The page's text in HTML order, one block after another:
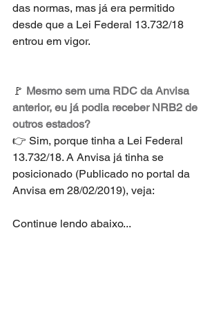
das normas, mas já era permitido
desde que a Lei Federal 13.732/18
entrou em vigor.
🚩 Mesmo sem uma RDC da Anvisa
anterior, eu já podia receber NRB2 de
outros estados?
👉 Sim, porque tinha a Lei Federal
13.732/18. A Anvisa já tinha se
posicionado (Publicado no portal da
Anvisa em 28/02/2019), veja:
Continue lendo abaixo...